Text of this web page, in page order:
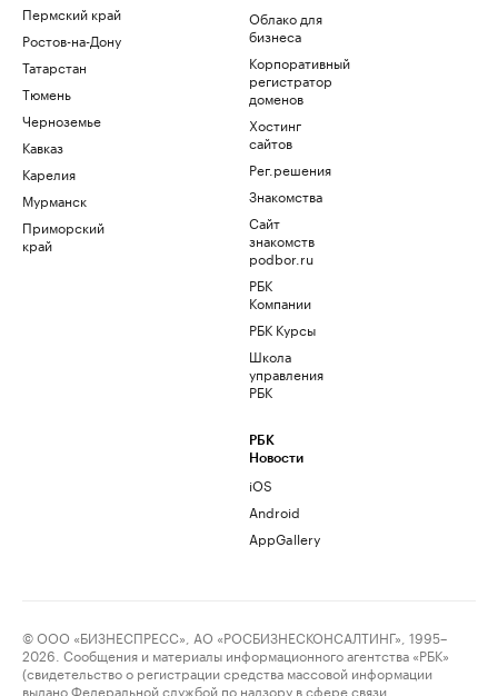
Пермский край
Ростов-на-Дону
Татарстан
Тюмень
Черноземье
Кавказ
Карелия
Мурманск
Приморский
край
Облако для
бизнеса
Корпоративный
регистратор
доменов
Хостинг
сайтов
Рег.решения
Знакомства
Сайт
знакомств
podbor.ru
РБК
Компании
РБК Курсы
Школа
управления
РБК
РБК
Новости
iOS
Android
AppGallery
© ООО «БИЗНЕСПРЕСС», АО «РОСБИЗНЕСКОНСАЛТИНГ», 1995–
2026. Сообщения и материалы информационного агентства «РБК»
(свидетельство о регистрации средства массовой информации
выдано Федеральной службой по надзору в сфере связи,